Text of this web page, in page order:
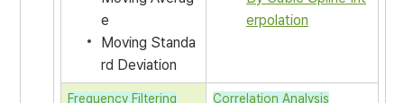
e
Moving Standa
rd Deviation
erpolation
Frequency Filtering Correlation Analysis